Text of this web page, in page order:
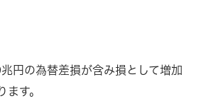
円の為替差損が含み損として増加
す。